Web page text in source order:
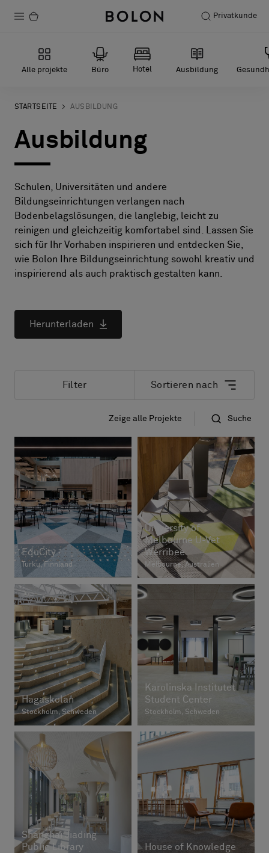
Privatkunde
Produkte
Nachhaltigkeit
Installation
Instandhaltung
Designerkollaborationen
Stories
Über uns
Image & Material Bank
Alle projekte Büro Hotel Ausbildung
STARTSEITE AUSBILDUNG
Ausbildung
Schulen, Universitäten und andere
Bildungseinrichtungen verlangen nach
Bodenbelagslösungen, die langlebig, leicht zu
reinigen und gleichzeitig komfortabel sind. Lassen Sie
sich für Ihr Vorhaben inspirieren und entdecken Sie,
wie Bolon Ihre Bildungseinrichtung sowohl kreativ und
inspirierend als auch praktisch gestalten kann.
Herunterladen
Filter Sortieren nach
Das neuste zuerst
Zeige alle Projekte Suche
EduCity
Turku, Finnland
University of
Melbourne U-Vet
Werribee
Melbourne, Australien
Hagaskolan
Stockholm, Schweden
Karolinska Institutet
Student Center
Stockholm, Schweden
Shanghai Jiading
Public Library
House of Knowledge